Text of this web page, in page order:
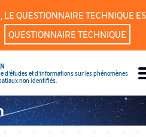
LE QUESTIONNAIRE TECHNIQUE
QUESTIONNAIRE TECHNIQUE
d’études et d’informations sur les phénomènes
non identifiés.